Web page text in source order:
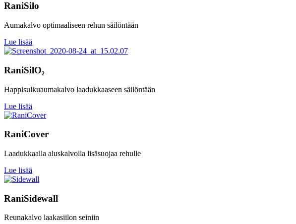
RaniSilo
Aumakalvo optimaaliseen rehun säilöntään
Lue lisää
RaniSilO₂
Happisulkuaumakalvo laadukkaaseen säilöntään
Lue lisää
RaniCover
Laadukkaalla aluskalvolla lisäsuojaa rehulle
Lue lisää
RaniSidewall
Reunakalvo laakasiilon seiniin